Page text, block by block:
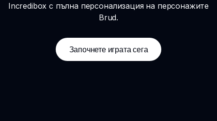
Incredibox с пълна персонализация на персонажите
Brud.
Започнете играта сега